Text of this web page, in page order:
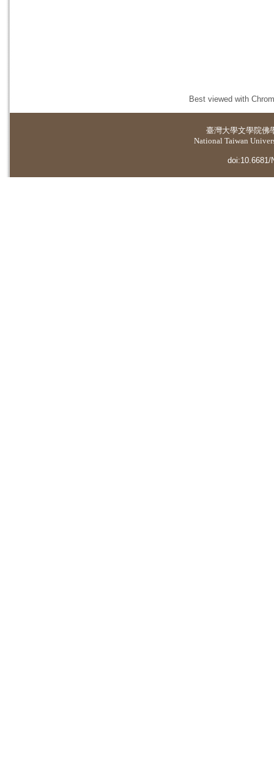
Best viewed with
臺灣大學文學院佛
National Taiwan
doi:10.6681/